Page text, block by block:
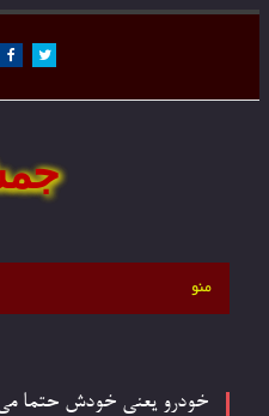
Twitter
منو
خودرو یعنی خودش حتما